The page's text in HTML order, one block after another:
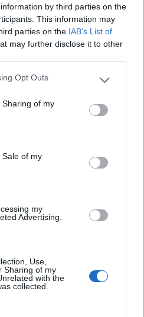
by third parties on the
This information may
parties on the IAB’s List of
may further disclose it to other
app uses one or more Google
behaviour. You may click to
and its third-party tags to
purposes in below Google
Opt Outs
of my
of my
my
Advertising.
Use,
Sharing of my
with the
collected.
veicoli ricreazionali...